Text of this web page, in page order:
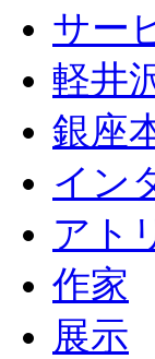
サー
軽井
銀座
イン
アト
作家
展示